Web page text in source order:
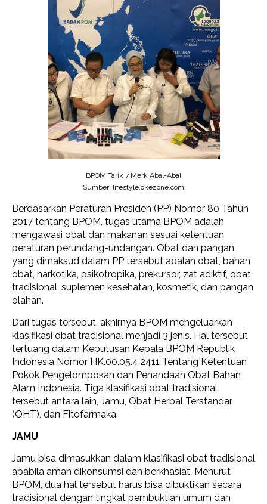
BPOM Tarik 7 Merk Abal-Abal
Sumber: lifestyle.okezone.com
Berdasarkan Peraturan Presiden (PP) Nomor 80 Tahun
2017 tentang BPOM, tugas utama BPOM adalah
mengawasi obat dan makanan sesuai ketentuan
peraturan perundang-undangan. Obat dan pangan
yang dimaksud dalam PP tersebut adalah obat, bahan
obat, narkotika, psikotropika, prekursor, zat adiktif, obat
tradisional, suplemen kesehatan, kosmetik, dan pangan
olahan.
Dari tugas tersebut, akhirnya BPOM mengeluarkan
klasifikasi obat tradisional menjadi 3 jenis. Hal tersebut
tertuang dalam Keputusan Kepala BPOM Republik
Indonesia Nomor HK.00.05.4.2411 Tentang Ketentuan
Pokok Pengelompokan dan Penandaan Obat Bahan
Alam Indonesia. Tiga klasifikasi obat tradisional
tersebut antara lain, Jamu, Obat Herbal Terstandar
(OHT), dan Fitofarmaka.
JAMU
Jamu bisa dimasukkan dalam klasifikasi obat tradisional
apabila aman dikonsumsi dan berkhasiat. Menurut
BPOM, dua hal tersebut harus bisa dibuktikan secara
tradisional dengan tingkat pembuktian umum dan